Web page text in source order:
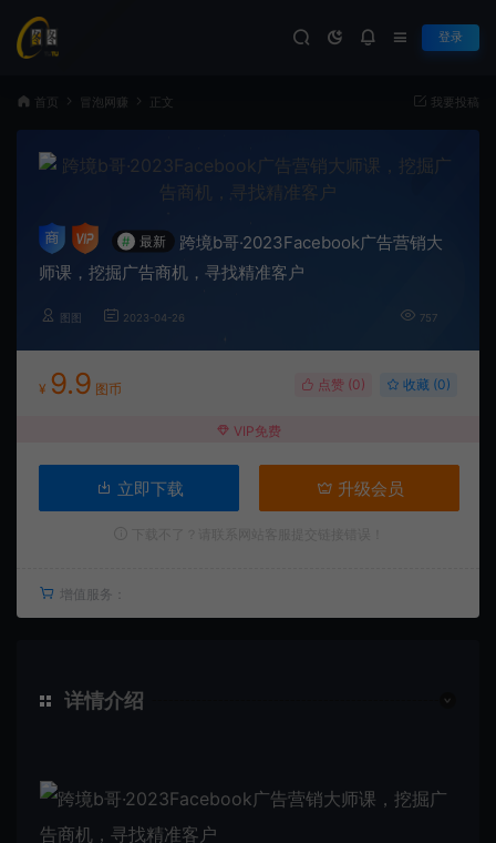
登录
首页 冒泡网赚 正文 我要投稿
# 最新
跨境b哥·2023Facebook广告营销大
师课，挖掘广告商机，寻找精准客户
图图 2023-04-26 757
¥ 9.9 图币 点赞 (0) 收藏 (0)
VIP免费
立即下载 升级会员
增值服务：
详情介绍